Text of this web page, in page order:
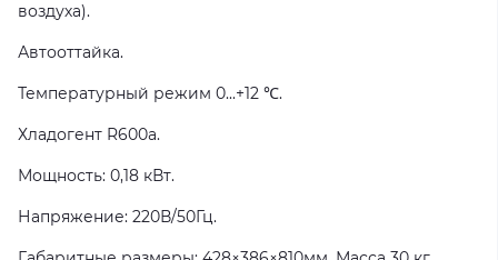
воздуха).
Автооттайка.
Температурный режим 0...+12 ℃.
Хладогент R600a.
Мощность: 0,18 кВт.
Напряжение: 220В/50Гц.